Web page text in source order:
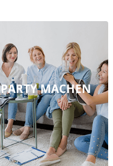
PARTY MACHEN